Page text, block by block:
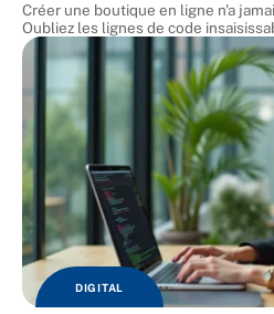
Créer une boutique en ligne n'a
Oubliez les lignes de code
DIGITAL